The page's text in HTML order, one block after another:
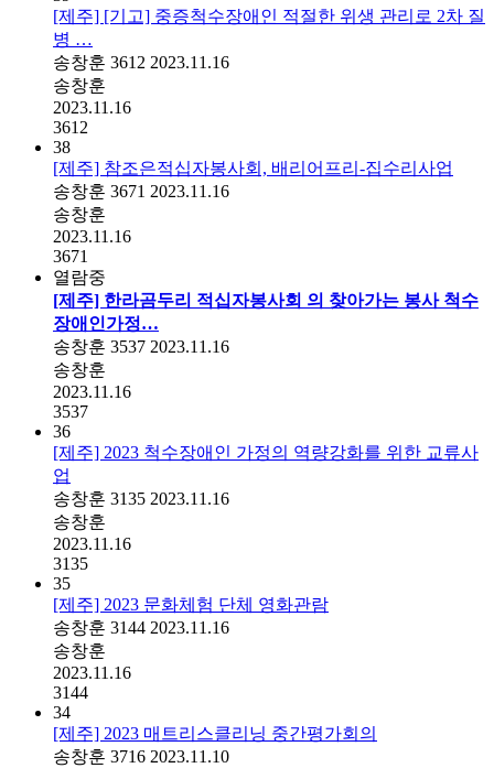
[제주] [기고] 중증척수장애인 적절한 위생 관리로 2차 질
병 …
송창훈 3612 2023.11.16
송창훈
2023.11.16
3612
38
[제주] 참조은적십자봉사회, 배리어프리-집수리사업
송창훈 3671 2023.11.16
송창훈
2023.11.16
3671
열람중
[제주] 한라곰두리 적십자봉사회 의 찾아가는 봉사 척수
장애인가정…
송창훈 3537 2023.11.16
송창훈
2023.11.16
3537
36
[제주] 2023 척수장애인 가정의 역량강화를 위한 교류사
업
송창훈 3135 2023.11.16
송창훈
2023.11.16
3135
35
[제주] 2023 문화체험 단체 영화관람
송창훈 3144 2023.11.16
송창훈
2023.11.16
3144
34
[제주] 2023 매트리스클리닝 중간평가회의
송창훈 3716 2023.11.10